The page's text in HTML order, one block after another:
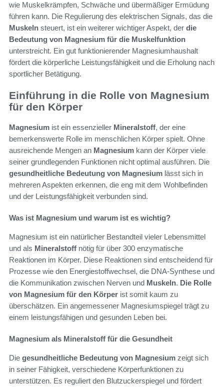
wie Muskelkrämpfen, Schwäche und übermäßiger Ermüdung
führen kann. Die Regulierung des elektrischen Signals, das die
Muskeln steuert, ist ein weiterer wichtiger Aspekt, der die
Bedeutung von Magnesium für die Muskelfunktion
unterstreicht. Ein gut funktionierender Magnesiumhaushalt
fördert die körperliche Leistungsfähigkeit und die Erholung nach
sportlicher Betätigung.
Einführung in die Rolle von Magnesium
für den Körper
Magnesium ist ein essenzieller Mineralstoff, der eine
bemerkenswerte Rolle im menschlichen Körper spielt. Ohne
ausreichende Mengen an Magnesium kann der Körper viele
seiner grundlegenden Funktionen nicht optimal ausführen. Die
gesundheitliche Bedeutung von Magnesium lässt sich in
mehreren Aspekten erkennen, die eng mit dem Wohlbefinden
und der Leistungsfähigkeit verbunden sind.
Was ist Magnesium und warum ist es wichtig?
Magnesium ist ein natürlicher Bestandteil vieler Lebensmittel
und als Mineralstoff nötig für über 300 enzymatische
Reaktionen im Körper. Diese Reaktionen sind entscheidend für
Prozesse wie den Energiestoffwechsel, die DNA-Synthese und
die Kommunikation zwischen Nerven und Muskeln. Die Rolle
von Magnesium für den Körper ist somit kaum zu
überschätzen. Ein angemessener Magnesiumspiegel trägt zu
einem leistungsfähigen und gesunden Leben bei.
Magnesium als Mineralstoff für die Gesundheit
Die gesundheitliche Bedeutung von Magnesium zeigt sich
in seiner Fähigkeit, verschiedene Körperfunktionen zu
unterstützen. Es reguliert den Blutzuckerspiegel und fördert